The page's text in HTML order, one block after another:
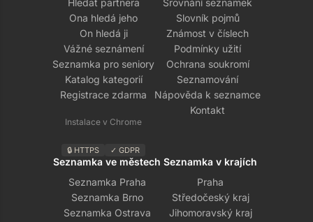
Hledat partnera
Ona hledá jeho
On hledá ji
Vážné seznámení
Seznamka pro seniory
Katalog kategorií
Registrace zdarma
Instalace v Chrome
🔒 HTTPS ✓ GDPR
Srovnání seznamek
Slovník pojmů
Známost v číslech
Podmínky užití
Ochrana soukromí
Seznamování
Nápověda k seznamce
Kontakt
Seznamka ve městech
Seznamka Praha
Seznamka Brno
Seznamka Ostrava
Seznamka v krajích
Praha
Středočeský kraj
Jihomoravský kraj